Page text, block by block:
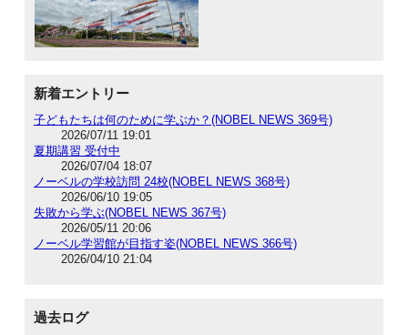
新着エントリー
子どもたちは何のために学ぶか？(NOBEL NEWS 369号)
2026/07/11 19:01
夏期講習 受付中
2026/07/04 18:07
ノーベルの学校訪問 24校(NOBEL NEWS 368号)
2026/06/10 19:05
失敗から学ぶ(NOBEL NEWS 367号)
2026/05/11 20:06
ノーベル学習館が目指す姿(NOBEL NEWS 366号)
2026/04/10 21:04
過去ログ